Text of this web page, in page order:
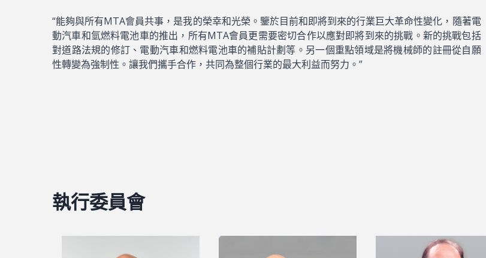
“能夠與所有MTA會員共事，是我的榮幸和光榮。鑒於目前和即將到來的行業巨大革命性變化，隨著電
動汽車和氫燃料電池車的推出，所有MTA會員更需要密切合作以應對即將到來的挑戰。新的挑戰包括
對道路法規的修訂、電動汽車和燃料電池車的補貼計劃等。另一個重點領域是將機械師的註冊從自願
性轉變為強制性。讓我們攜手合作，共同為整個行業的最大利益而努力。”
執行委員會